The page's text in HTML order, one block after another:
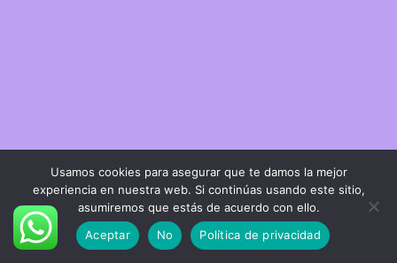
Usamos cookies para asegurar que te damos la mejor
experiencia en nuestra web. Si continúas usando este sitio,
asumiremos que estás de acuerdo con ello.
Aceptar
No Política de privacidad